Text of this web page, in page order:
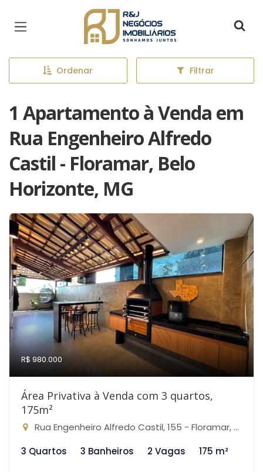
Página inicial
Ordenar Filtrar
1 Apartamento à Venda em
Rua Engenheiro Alfredo
Castil - Floramar, Belo
Horizonte, MG
R$ 980.000
Área Privativa à Venda com 3 quartos,
175m²
Rua Engenheiro Alfredo Castil, 155 - Floramar, Belo Horizonte-MG
3 Quartos
3 Banheiros 2 Vagas 175 m²